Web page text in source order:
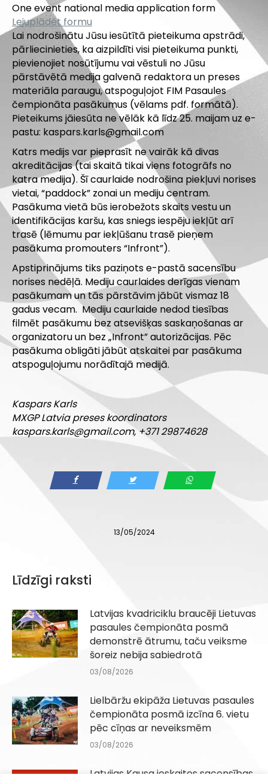
One event national media application form
Lejuplādēt formu
Lai nodrošinātu Jūsu iesūtītā pieteikuma apstrādi,
pārliecinieties, ka aizpildīti visi pieteikuma punkti,
pievienojiet nosūtījumu vai vēstuli no Jūsu
pārstāvētā medija galvenā redaktora un preses
materiāla paraugu, atspoguļojot FIM Pasaules
čempionāta pasākumus (vēlams pdf. formātā).
Pieteikums jāiesūta ne vēlāk kā līdz 25. maijam uz e-
pastu: kaspars.karls@gmail.com
Katrs medijs var pieprasīt ne vairāk kā divas
akreditācijas (tai skaitā tikai viens fotogrāfs no
katra medija). Šī caurlaide nodrošina piekļuvi norises
vietai, “paddock” zonai un mediju centram.
Pasākuma vietā būs ierobežots skaits vestu un
identifikācijas karšu, kas sniegs iespēju iekļūt arī
trasē (lēmumu par iekļūšanu trasē pieņem
pasākuma promouters “Infront”).
Apstiprinājums tiks paziņots e-pastā sacensību
norises nedēļā. Mediju caurlaides derīgas vienam
pasākumam un tās pārstāvim jābūt vismaz 18
gadus vecam. Mediju caurlaide nedod tiesības
filmēt pasākumu bez atsevišķas saskaņošanas ar
organizatoru un bez „Infront” autorizācijas. Pēc
pasākuma obligāti jābūt atskaitei par pasākuma
atspoguļojumu norādītajā medijā.
Kaspars Karls
MXGP Latvia preses koordinators
kaspars.karls@gmail.com, +371 29874628
13/05/2024
Līdzīgi raksti
Latvijas kvadriciklu braucēji Lietuvas
pasaules čempionāta posmā
demonstrē ātrumu, taču veiksme
šoreiz nebija sabiedrotā
03/08/2026
Lielbāržu ekipāža Lietuvas pasaules
čempionāta posmā izcīna 6. vietu
pēc cīņas ar neveiksmēm
03/08/2026
Latvijas Kausa ieskaites sacensības